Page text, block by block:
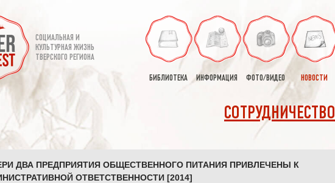
СОЦИАЛЬНАЯ И
КУЛЬТУРНАЯ ЖИЗНЬ
ТВЕРСКОГО РЕГИОНА
БИБЛИОТЕКА ИНФОРМАЦИЯ ФОТО/ВИДЕО НОВОСТИ
СОТРУДНИЧЕСТВО
ДВА ПРЕДПРИЯТИЯ ОБЩЕСТВЕННОГО ПИТАНИЯ ПРИВЛЕЧЕНЫ К
ОТВЕТСТВЕННОСТИ [2014]